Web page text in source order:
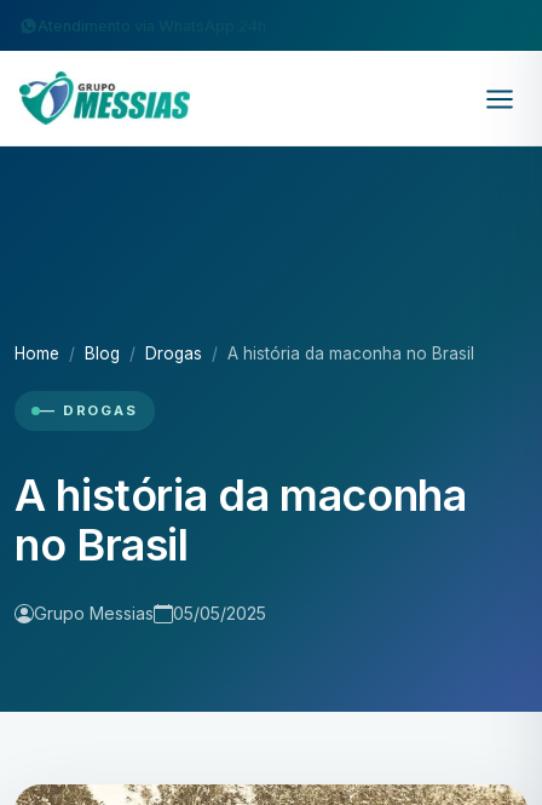
Atendimento via WhatsApp 24h
Home Blog Drogas A história da maconha no Brasil
— DROGAS
A história da maconha
no Brasil
Grupo Messias 05/05/2025